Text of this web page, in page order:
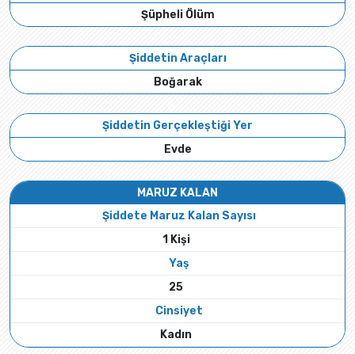
Şüpheli Ölüm
Şiddetin Araçları
Boğarak
Şiddetin Gerçekleştiği Yer
Evde
MARUZ KALAN
Şiddete Maruz Kalan Sayısı
1 Kişi
Yaş
25
Cinsiyet
Kadın